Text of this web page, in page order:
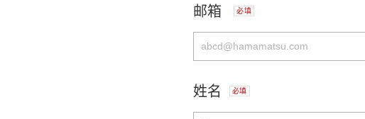
邮箱 必填
姓名 必填